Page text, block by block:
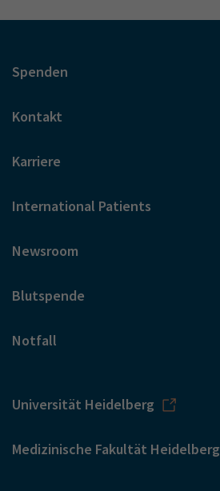
Spenden
Kontakt
Karriere
International Patients
Newsroom
Blutspende
Notfall
Universität Heidelberg
Medizinische Fakultät Heidelberg